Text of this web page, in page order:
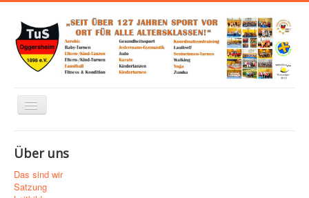
Navigation
Abteilungen
Über uns
Das sind wir
Satzung